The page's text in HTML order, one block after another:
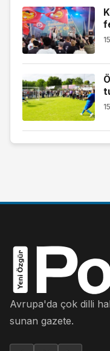
Avrupa'da çok dilli
sunan gazete.